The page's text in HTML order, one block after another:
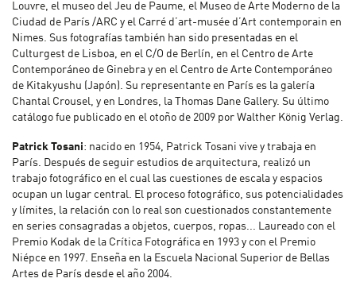
Louvre, el museo del Jeu de Paume, el Museo de Arte Moderno de la
Ciudad de París /ARC y el Carré d’art-musée d’Art contemporain en
Nimes. Sus fotografías también han sido presentadas en el
Culturgest de Lisboa, en el C/O de Berlín, en el Centro de Arte
Contemporáneo de Ginebra y en el Centro de Arte Contemporáneo
de Kitakyushu (Japón). Su representante en París es la galería
Chantal Crousel, y en Londres, la Thomas Dane Gallery. Su último
catálogo fue publicado en el otoño de 2009 por Walther König Verlag.
Patrick Tosani: nacido en 1954, Patrick Tosani vive y trabaja en
París. Después de seguir estudios de arquitectura, realizó un
trabajo fotográfico en el cual las cuestiones de escala y espacios
ocupan un lugar central. El proceso fotográfico, sus potencialidades
y límites, la relación con lo real son cuestionados constantemente
en series consagradas a objetos, cuerpos, ropas... Laureado con el
Premio Kodak de la Crítica Fotográfica en 1993 y con el Premio
Niépce en 1997. Enseña en la Escuela Nacional Superior de Bellas
Artes de París desde el año 2004.